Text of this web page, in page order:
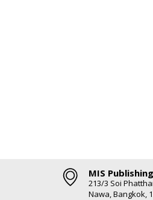
MIS
213/3 Soi
Nawa, Bangkok,